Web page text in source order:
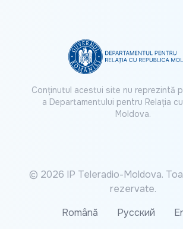
Conținutul acestui site nu reprezintă
a Departamentului pentru Relația
Moldova.
© 2026 IP Teleradio-Moldova.
rezervate.
Română
Русский